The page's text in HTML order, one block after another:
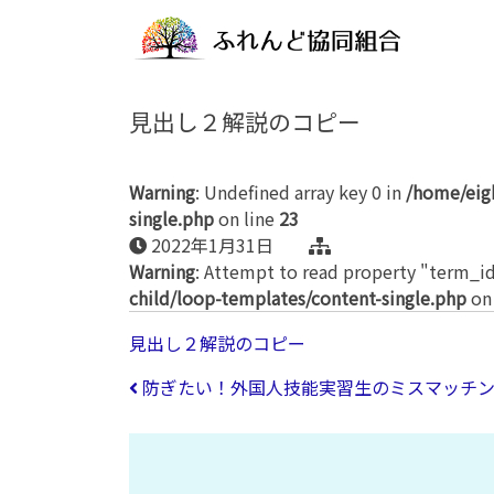
見出し２解説のコピー
Warning: Undefined array key 0 in /home/
single.phpon line 23
2022年1月31日
Warning: Attempt to read property
child/loop-templates/content-single.php
見出し２解説のコピー
投稿ナビゲーション
防ぎたい！外国人技能実習生のミスマッチ